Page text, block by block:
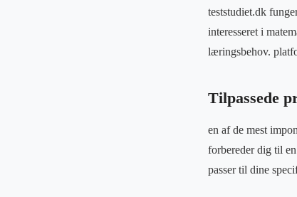
teststudiet.dk
interesseret i
læringsbehov.
Tilpassede
en af de mest
forbereder dig til
passer til dine